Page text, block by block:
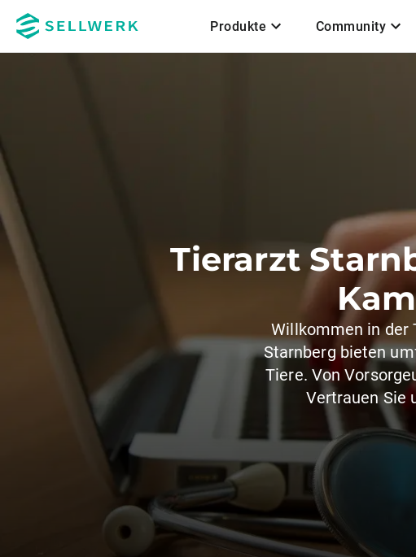
Zum Hauptinhalt
Produkte Community
Tierarzt
Willkommen in der
Starnberg bieten
Tiere. Von
Vertrauen Sie